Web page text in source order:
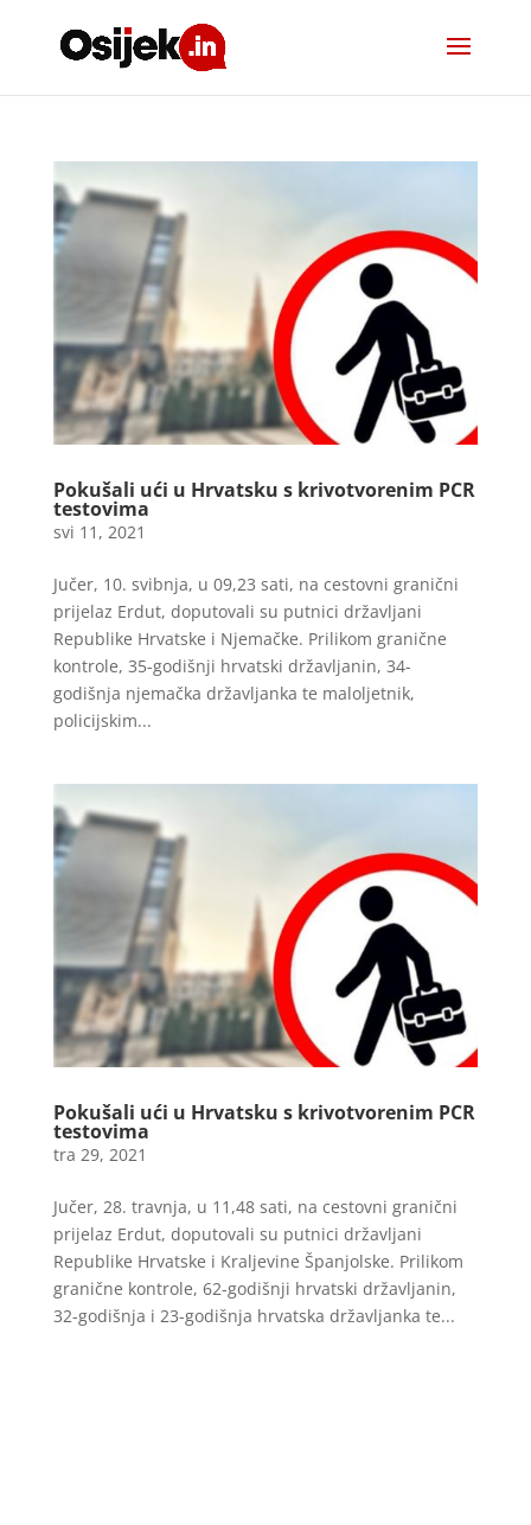
Pokušali ući u Hrvatsku s krivotvorenim PCR
testovima
svi 11, 2021
Jučer, 10. svibnja, u 09,23 sati, na cestovni granični
prijelaz Erdut, doputovali su putnici državljani
Republike Hrvatske i Njemačke. Prilikom granične
kontrole, 35-godišnji hrvatski državljanin, 34-
godišnja njemačka državljanka te maloljetnik,
policijskim...
Pokušali ući u Hrvatsku s krivotvorenim PCR
testovima
tra 29, 2021
Jučer, 28. travnja, u 11,48 sati, na cestovni granični
prijelaz Erdut, doputovali su putnici državljani
Republike Hrvatske i Kraljevine Španjolske. Prilikom
granične kontrole, 62-godišnji hrvatski državljanin,
32-godišnja i 23-godišnja hrvatska državljanka te...